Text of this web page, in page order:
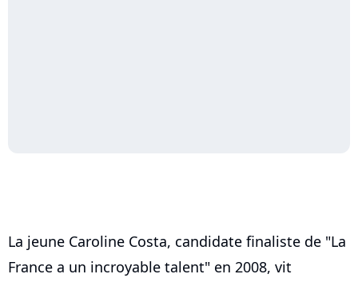
La jeune Caroline Costa, candidate finaliste de "La
France a un incroyable talent" en 2008, vit